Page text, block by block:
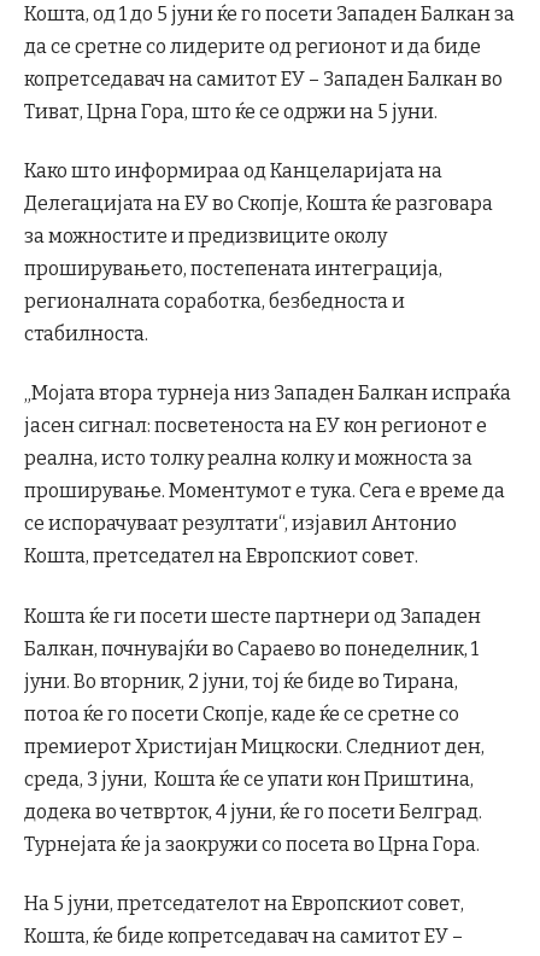
Кошта, од 1 до 5 јуни ќе го посети Западен Балкан за
да се сретне со лидерите од регионот и да биде
копретседавач на самитот ЕУ – Западен Балкан во
Тиват, Црна Гора, што ќе се одржи на 5 јуни.
Како што информираа од Канцеларијата на
Делегацијата на ЕУ во Скопје, Кошта ќе разговара
за можностите и предизвиците околу
проширувањето, постепената интеграција,
регионалната соработка, безбедноста и
стабилноста.
„Мојата втора турнеја низ Западен Балкан испраќа
јасен сигнал: посветеноста на ЕУ кон регионот е
реална, исто толку реална колку и можноста за
проширување. Моментумот е тука. Сега е време да
се испорачуваат резултати“, изјавил Антонио
Кошта, претседател на Европскиот совет.
Кошта ќе ги посети шесте партнери од Западен
Балкан, почнувајќи во Сараево во понеделник, 1
јуни. Во вторник, 2 јуни, тој ќе биде во Тирана,
потоа ќе го посети Скопје, каде ќе се сретне со
премиерот Христијан Мицкоски. Следниот ден,
среда, 3 јуни, Кошта ќе се упати кон Приштина,
додека во четврток, 4 јуни, ќе го посети Белград.
Турнејата ќе ја заокружи со посета во Црна Гора.
На 5 јуни, претседателот на Европскиот совет,
Кошта, ќе биде копретседавач на самитот ЕУ –